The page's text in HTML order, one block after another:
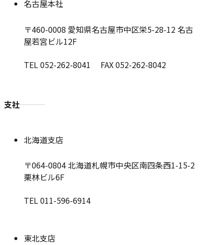
名古屋本社
〒460-0008 愛知県名古屋市中区栄5-28-12 名古
屋若宮ビル12F
TEL 052-262-8041 FAX 052-262-8042
支社
北海道支店
〒064-0804北海道札幌市中央区南四条西1-15-2
栗林ビル6F
TEL 011-596-6914
東北支店